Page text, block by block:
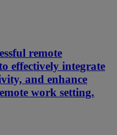
remote
effectively integrate
and enhance
work setting.